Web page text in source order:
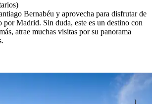
Bernabéu y aprovecha para disfrutar de
por Madrid. Sin duda, este es un destino con
atrae muchas visitas por su panorama